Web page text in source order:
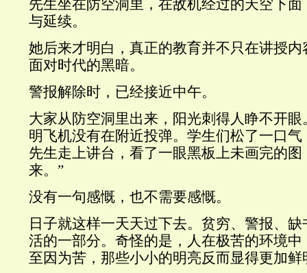
先生坐在防空洞里，在敌机经过的天空下
与延续。
她后来才明白，真正的教育并不只在讲授
面对时代的黑暗。
警报解除时，已经接近中午。
大家从防空洞里出来，阳光刺得人睁不开
明飞机没有在附近投弹。学生们松了一口
先生走上讲台，看了一眼黑板上未画完的图
来。”
没有一句感慨，也不需要感慨。
日子就这样一天天过下去。贫穷、警报、
活的一部分。奇怪的是，人在极苦的环境
至因为苦，那些小小的明亮反而显得更加鲜